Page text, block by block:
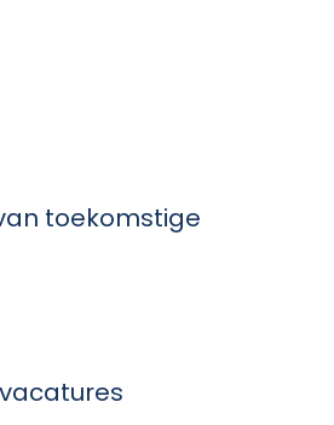
toekomstige